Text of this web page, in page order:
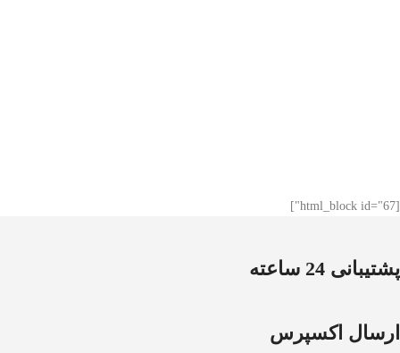
[html_block id="67"]
پشتیبانی 24 ساعته
ارسال اکسپرس